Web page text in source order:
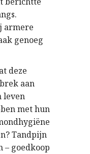
armere
genoeg
deze
aan
leven
met hun
Tandpijn
– goedkoop